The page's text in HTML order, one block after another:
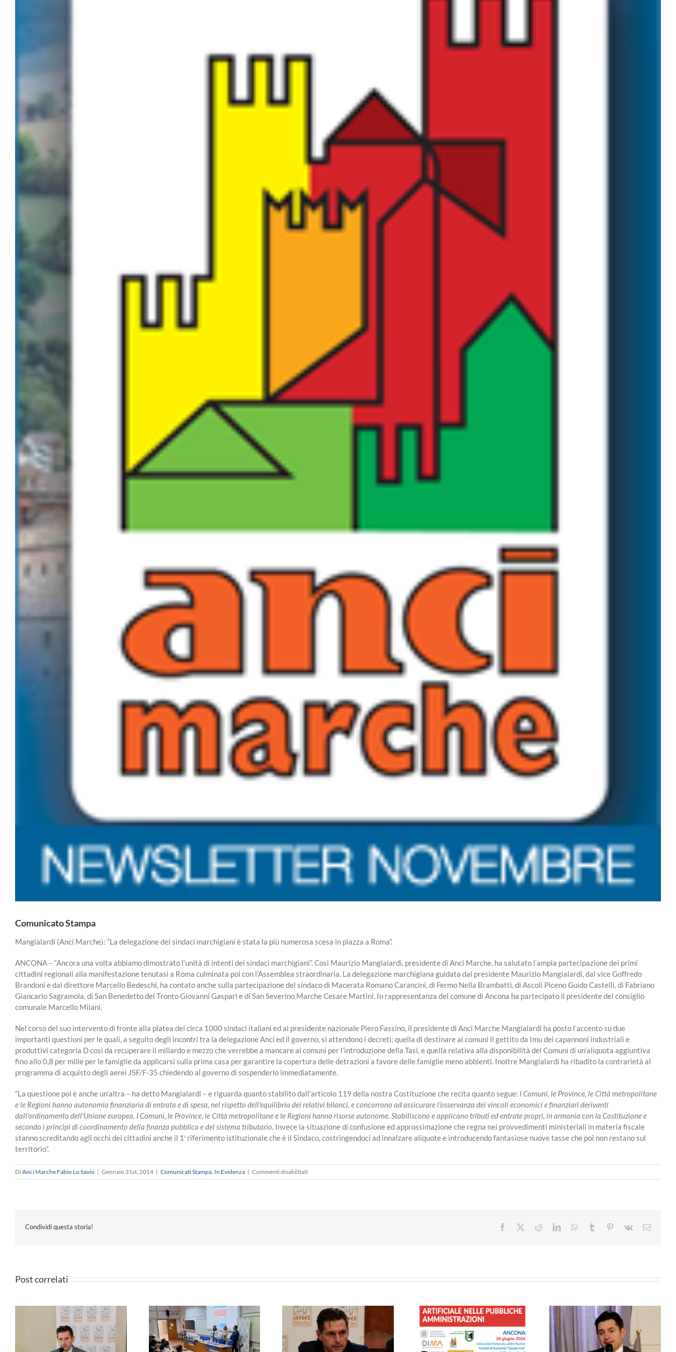
Comunicato Stampa
Mangialardi (Anci Marche): “La delegazione dei sindaci marchigiani è stata la più numerosa scesa in piazza a Roma”.
ANCONA – “Ancora una volta abbiamo dimostrato l’unità di intenti dei sindaci marchigiani”. Così Maurizio Mangialardi, presidente di Anci Marche, ha salutato l’ampia partecipazione dei primi
cittadini regionali alla manifestazione tenutasi a Roma culminata poi con l’Assemblea straordinaria. La delegazione marchigiana guidata dal presidente Maurizio Mangialardi, dal vice Goffredo
Brandoni e dal direttore Marcello Bedeschi, ha contato anche sulla partecipazione del sindaco di Macerata Romano Carancini, di Fermo Nella Brambatti, di Ascoli Piceno Guido Castelli, di Fabriano
Giancarlo Sagramola, di San Benedetto del Tronto Giovanni Gaspari e di San Severino Marche Cesare Martini. In rappresentanza del comune di Ancona ha partecipato il presidente del consiglio
comunale Marcello Milani.
Nel corso del suo intervento di fronte alla platea dei circa 1000 sindaci italiani ed al presidente nazionale Piero Fassino, il presidente di Anci Marche Mangialardi ha posto l’accento su due
importanti questioni per le quali, a seguito degli incontri tra la delegazione Anci ed il governo, si attendono i decreti: quella di destinare ai comuni il gettito da Imu dei capannoni industriali e
produttivi categoria D così da recuperare il miliardo e mezzo che verrebbe a mancare ai comuni per l’introduzione della Tasi, e quella relativa alla disponibilità dei Comuni di un’aliquota aggiuntiva
fino allo 0,8 per mille per le famiglie da applicarsi sulla prima casa per garantire la copertura delle detrazioni a favore delle famiglie meno abbienti. Inoltre Mangialardi ha ribadito la contrarietà al
programma di acquisto degli aerei JSF/F-35 chiedendo al governodi sospenderlo immediatamente.
“La questione poi è anche un’altra – ha detto Mangialardi – e riguarda quanto stabilito dall’articolo 119 della nostra Costituzione che recita quanto segue: I Comuni, le Province, le Città metropolitane
e le Regioni hanno autonomia finanziaria di entrata e di spesa, nel rispetto dell’equilibrio dei relativi bilanci, e concorrono ad assicurare l’osservanza dei vincoli economici e finanziari derivanti
dall’ordinamento dell’Unione europea. I Comuni, le Province, le Città metropolitane e le Regioni hanno risorse autonome. Stabiliscono e applicano tributi ed entrate propri, in armonia con la Costituzione e
secondo i princìpi di coordinamento della finanza pubblica e del sistema tributario. Invece la situazione di confusione ed approssimazione che regna nei provvedimenti ministeriali in materia fiscale
stanno screditando agli occhi dei cittadini anche il 1′ riferimento istituzionale che è il Sindaco, costringendoci ad innalzare aliquote e introducendo fantasiose nuove tasse che poi non restano sul
territorio”.
DiAnci Marche Fabio Lo Savio | Gennaio 31st, 2014 | Comunicati Stampa In Evidenza | Commenti disabilitatisu
Comunicato
Condividi questa storia! Facebook RedditLinkedInWhatsApp
Tumblr Pinterest
Vk Email
Post correlati
Formazione -Governare
ANCI MARCHE – Solidali col
FORMAZIONE – Governare
SICUREZZA – Dalla Regione